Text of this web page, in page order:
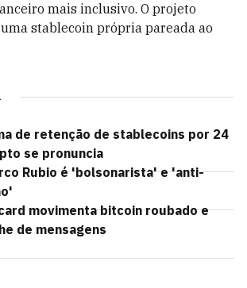
mais inclusivo. O projeto
stablecoin própria pareada ao
de retenção de stablecoins por 24
se pronuncia
Rubio é 'bolsonarista' e 'anti-
movimenta bitcoin roubado e
de mensagens